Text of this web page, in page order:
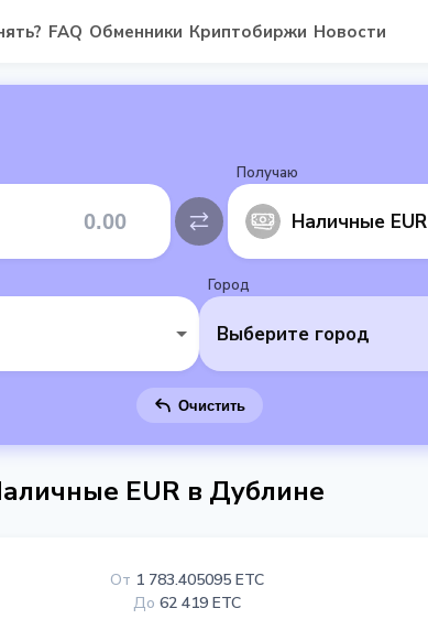
FAQ Обменники Криптобиржи Новости
Получаю
Наличные EUR
Город
Выберите город
Очистить
EUR в Дублине
От 1 783.405095 ETC
До 62 419 ETC